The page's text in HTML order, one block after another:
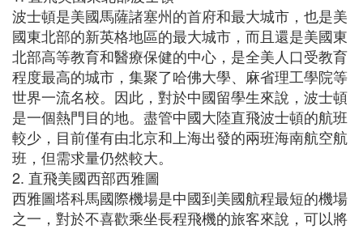
波士頓是美國馬薩諸塞州的首府和最大城市，也是美
國東北部的新英格地區的最大城市，而且還是美國東
北部高等教育和醫療保健的中心，是全美人口受教育
程度最高的城市，集聚了哈佛大學、麻省理工學院等
世界一流名校。因此，對於中國留學生來說，波士頓
是一個熱門目的地。盡管中國大陸直飛波士頓的航班
較少，目前僅有由北京和上海出發的兩班海南航空航
班，但需求量仍然較大。
2. 直飛美國西部西雅圖
西雅圖塔科馬國際機場是中國到美國航程最短的機場
之一，對於不喜歡乘坐長程飛機的旅客來說，可以將